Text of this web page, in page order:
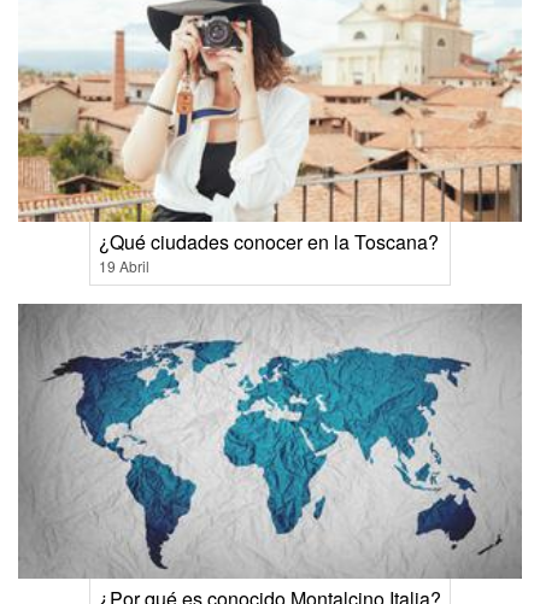
¿Qué ciudades conocer en la Toscana?
19 Abril
¿Por qué es conocido Montalcino Italia?